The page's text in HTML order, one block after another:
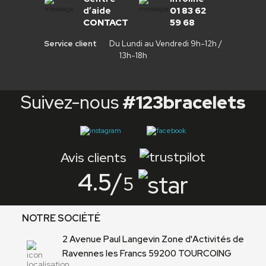
d’aide
CONTACT
01 83 62
59 68
Service client
Du Lundi au Vendredi 9h-12h /
13h-18h
Suivez-nous#123bracelets
Avis clients
4.5/5
NOTRE SOCIÉTÉ
2 Avenue Paul Langevin Zone d'Activités de
Ravennes les Francs 59200 TOURCOING